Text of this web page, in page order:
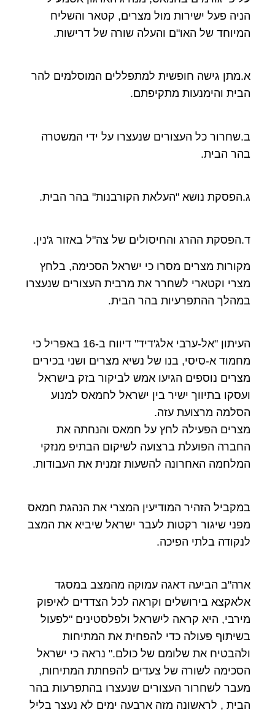
הניה פעל ישירות מול מצרים, קטאר והשליח
המיוחד של האו"ם והעלה שורה של דרישות.
א.מתן גישה חופשית למתפללים המוסלמים להר
הבית והימנעות מתקיפתם.
ב.שחרור כל העצורים שנעצרו על ידי המשטרה
בהר הבית.
ג.הפסקת נושא "העלאת הקורבנות" בהר הבית.
ד.הפסקת ההרג והחיסולים של צה"ל באזור ג'נין.
מקורות מצרים מסרו כי ישראל הסכימה, בלחץ
מצרי וקטארי לשחרר את מרבית העצורים שנעצרו
במהלך ההתפרעיות בהר הבית.
העיתון "אל-ערבי אלג'דיד" דיווח ב-16 באפריל כי
מחמוד א-סיסי, בנו של נשיא מצרים ושני בכירים
מצרים נוספים הגיעו אמש לביקור בזק בישראל
ועסקו בתיווך ישיר בין ישראל לחמאס למנוע
הסלמה מרצועת עזה.
מצרים הפעילה לחץ על חמאס והנחתה את
החברה הפועלת ברצועה לשיקום הבתיפ מנזקי
המלחמה האחרונה להשעות זמנית את העבודות.
במקביל הזהיר המודיעין המצרי את הנהגת חמאס
מפני שיגור רקטות לעבר ישראל שיביא את המצב
לנקודה בלתי הפיכה.
ארה"ב הביעה דאגה עמוקה מהמצב במסגד
אלאקצא בירושלים וקראה לכל הצדדים לאיפוק
מירבי, היא קראה לישראל ולפלסטינים "לפעול
בשיתוף פעולה כדי להפחית את המתיחות
ולהבטיח את שלומם של כולם." נראה כי ישראל
הסכימה לשורה של צעדים להפחתת המתיחות,
מעבר לשחרור העצורים שנעצרו בהתפרעות בהר
הבית , לראשונה מזה ארבעה ימים לא נעצר בליל